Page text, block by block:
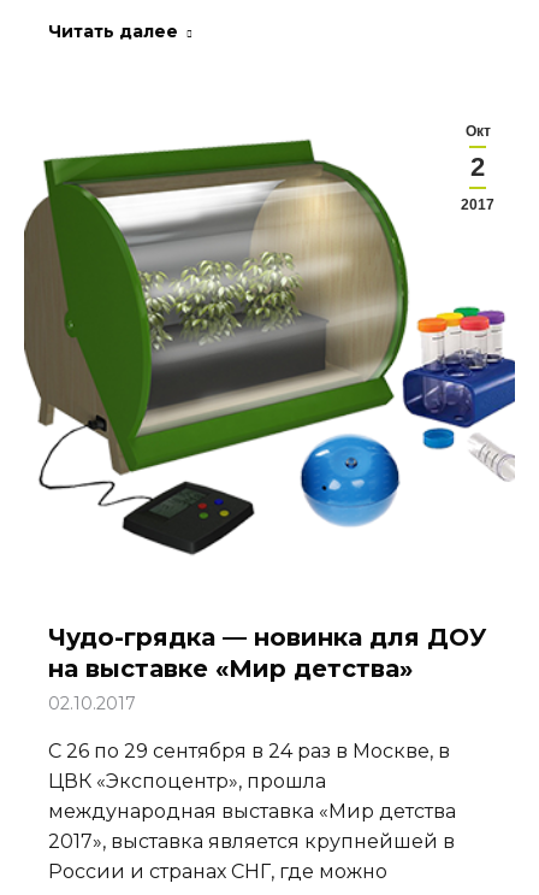
Читать далее
Окт
2
2017
Чудо-грядка — новинка для ДОУ
на выставке «Мир детства»
02.10.2017
С 26 по 29 сентября в 24 раз в Москве, в
ЦВК «Экспоцентр», прошла
международная выставка «Мир детства
2017», выставка является крупнейшей в
России и странах СНГ, где можно